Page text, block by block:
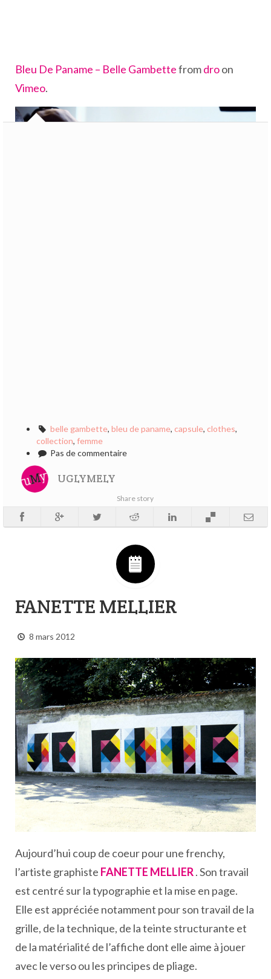
Bleu De Paname – Belle Gambettefromdroon
Vimeo.
belle gambette, bleu de paname, capsule, clothes,
collection, femme
Pas de commentaire
UGLYMELY
Share story
FANETTE MELLIER
8 mars 2012
Aujourd’hui coup de coeur pour une frenchy,
l’artiste graphiste FANETTE MELLIER. Son travail
est centré sur la typographie et la mise en page.
Elle est appréciée notamment pour son travail de la
grille, de la technique, de la teinte structurante et
de la matérialité de l’affiche dont elle aime à jouer
avec le verso ou les principes de pliage.